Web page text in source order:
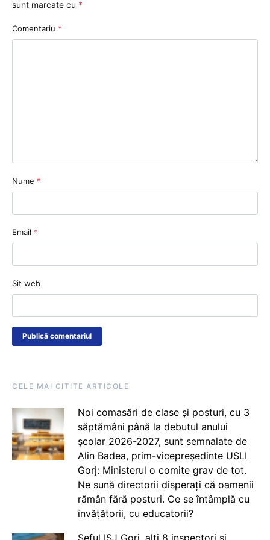
sunt marcate cu *
Comentariu *
Nume *
Email *
Sit web
CELE MAI CITITE ARTICOLE
Noi comasări de clase și posturi, cu 3
săptămâni până la debutul anului
școlar 2026-2027, sunt semnalate de
Alin Badea, prim-vicepreședinte USLI
Gorj: Ministerul o comite grav de tot.
Ne sună directorii disperați că oamenii
rămân fără posturi. Ce se întâmplă cu
învățătorii, cu educatorii?
Șeful ISJ Gorj, alți 8 inspectori și